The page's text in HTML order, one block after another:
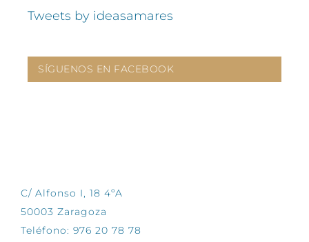
Tweets by ideasamares
SÍGUENOS EN FACEBOOK
C/ Alfonso I, 18 4ºA
50003 Zaragoza
Teléfono: 976 20 78 78